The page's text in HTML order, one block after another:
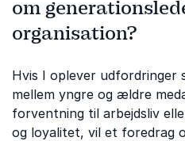
om
organisation?
Hvis I oplever udfordringer
mellem yngre og ældre
forventning til arbejdsliv
og loyalitet, vil et foredrag